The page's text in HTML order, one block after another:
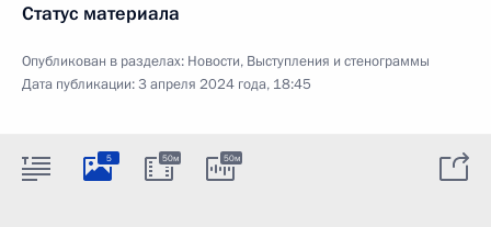
Статус материала
Опубликован в разделах: Новости, Выступления и стенограммы
Дата публикации:3 апреля 2024 года, 18:45
5 50м 50м